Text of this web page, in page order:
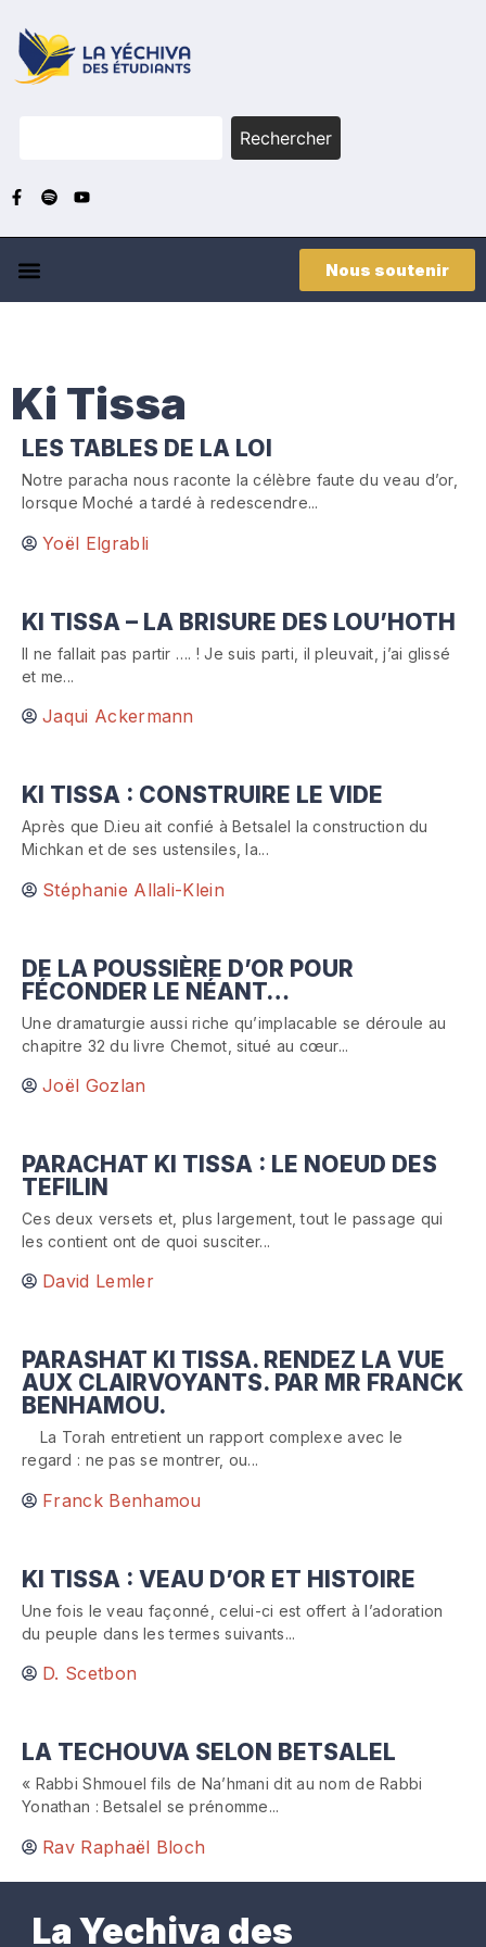
Rechercher
Nous soutenir
Ki Tissa
LES TABLES DE LA LOI
Notre paracha nous raconte la célèbre faute du veau d’or,
lorsque Moché a tardé à redescendre...
Yoël Elgrabli
KI TISSA – LA BRISURE DES LOU’HOTH
Il ne fallait pas partir …. ! Je suis parti, il pleuvait, j’ai glissé
et me...
Jaqui Ackermann
KI TISSA : CONSTRUIRE LE VIDE
Après que D.ieu ait confié à Betsalel la construction du
Michkan et de ses ustensiles, la...
Stéphanie Allali-Klein
DE LA POUSSIÈRE D’OR POUR
FÉCONDER LE NÉANT…
Une dramaturgie aussi riche qu’implacable se déroule au
chapitre 32 du livre Chemot, situé au cœur...
Joël Gozlan
PARACHAT KI TISSA : LE NOEUD DES
TEFILIN
Ces deux versets et, plus largement, tout le passage qui
les contient ont de quoi susciter...
David Lemler
PARASHAT KI TISSA. RENDEZ LA VUE
AUX CLAIRVOYANTS. PAR MR FRANCK
BENHAMOU.
La Torah entretient un rapport complexe avec le
regard : ne pas se montrer, ou...
Franck Benhamou
KI TISSA : VEAU D’OR ET HISTOIRE
Une fois le veau façonné, celui-ci est offert à l’adoration
du peuple dans les termes suivants...
D. Scetbon
LA TECHOUVA SELON BETSALEL
« Rabbi Shmouel fils de Na’hmani dit au nom de Rabbi
Yonathan : Betsalel se prénomme...
Rav Raphaël Bloch
La Yechiva des